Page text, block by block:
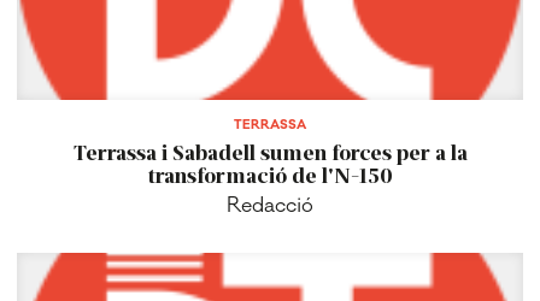
TERRASSA
Terrassa i Sabadell sumen forces per a la
transformació de l'N-150
Redacció